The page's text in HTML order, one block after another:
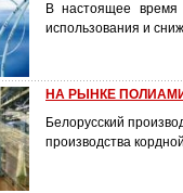
В настоящее время
использования и
НА РЫНКЕ
Белорусский
производства